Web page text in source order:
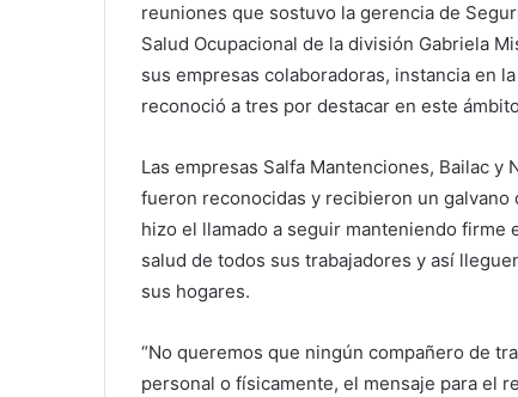
reuniones que sostuvo la gerencia de
Salud Ocupacional de la división Gabriela
sus empresas colaboradoras, instancia en
reconoció a tres por destacar en este
Las empresas Salfa Mantenciones, Bailac y
fueron reconocidas y recibieron un galvano
hizo el llamado a seguir manteniendo
salud de todos sus trabajadores y así
sus hogares.
“No queremos que ningún compañero de
personal o físicamente, el mensaje para el